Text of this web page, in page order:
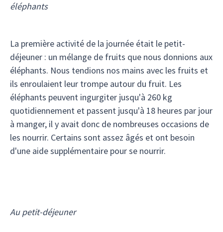
éléphants
La première activité de la journée était le petit-
déjeuner : un mélange de fruits que nous donnions aux
éléphants. Nous tendions nos mains avec les fruits et
ils enroulaient leur trompe autour du fruit. Les
éléphants peuvent ingurgiter jusqu'à 260 kg
quotidiennement et passent jusqu'à 18 heures par jour
à manger, il y avait donc de nombreuses occasions de
les nourrir. Certains sont assez âgés et ont besoin
d'une aide supplémentaire pour se nourrir.
Au petit-déjeuner